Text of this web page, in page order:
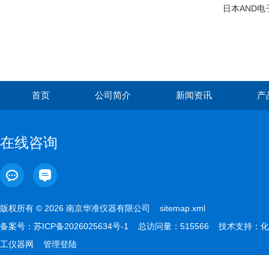
日本AND电
首页 公司简介 新闻资讯 产
在线咨询
版权所有 © 2026 南京华准仪器有限公司 sitemap.xml
备案号： 苏ICP备2026025634号-1 总访问量：515566 技术支持： 化
工仪器网
管理登陆